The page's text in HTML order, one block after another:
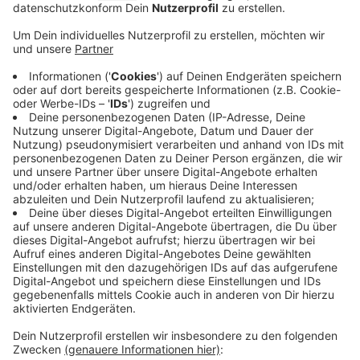
Veröffentlicht:Montag, 02.06.2025 06:14
Die Arbeiten lässt die Stadt in mehreren
Bauabschnitten mit Vollsperrungen durchführen. Der
heute beginnende Abschnitt erstreckt sich auf den
Pottacker, die untere Talstraße und Holschentor.
Während der Arbeiten sei die Zufahrt zu den
Grundstücken nur in Absprache mit der Baufirma
möglich, so die Stadt. Die Arbeiten sollen bis Ende des
Monats (Juni) dauern. Dann folgt bis Ende Juli der
zweite Bauabschnitt mit oberer Talstraße und
Oststraße. Umleitungen sind ausgeschildert. Die
Baumaßnahmen kosten laut Stadt etwa 250.000 Euro.
Anzeige